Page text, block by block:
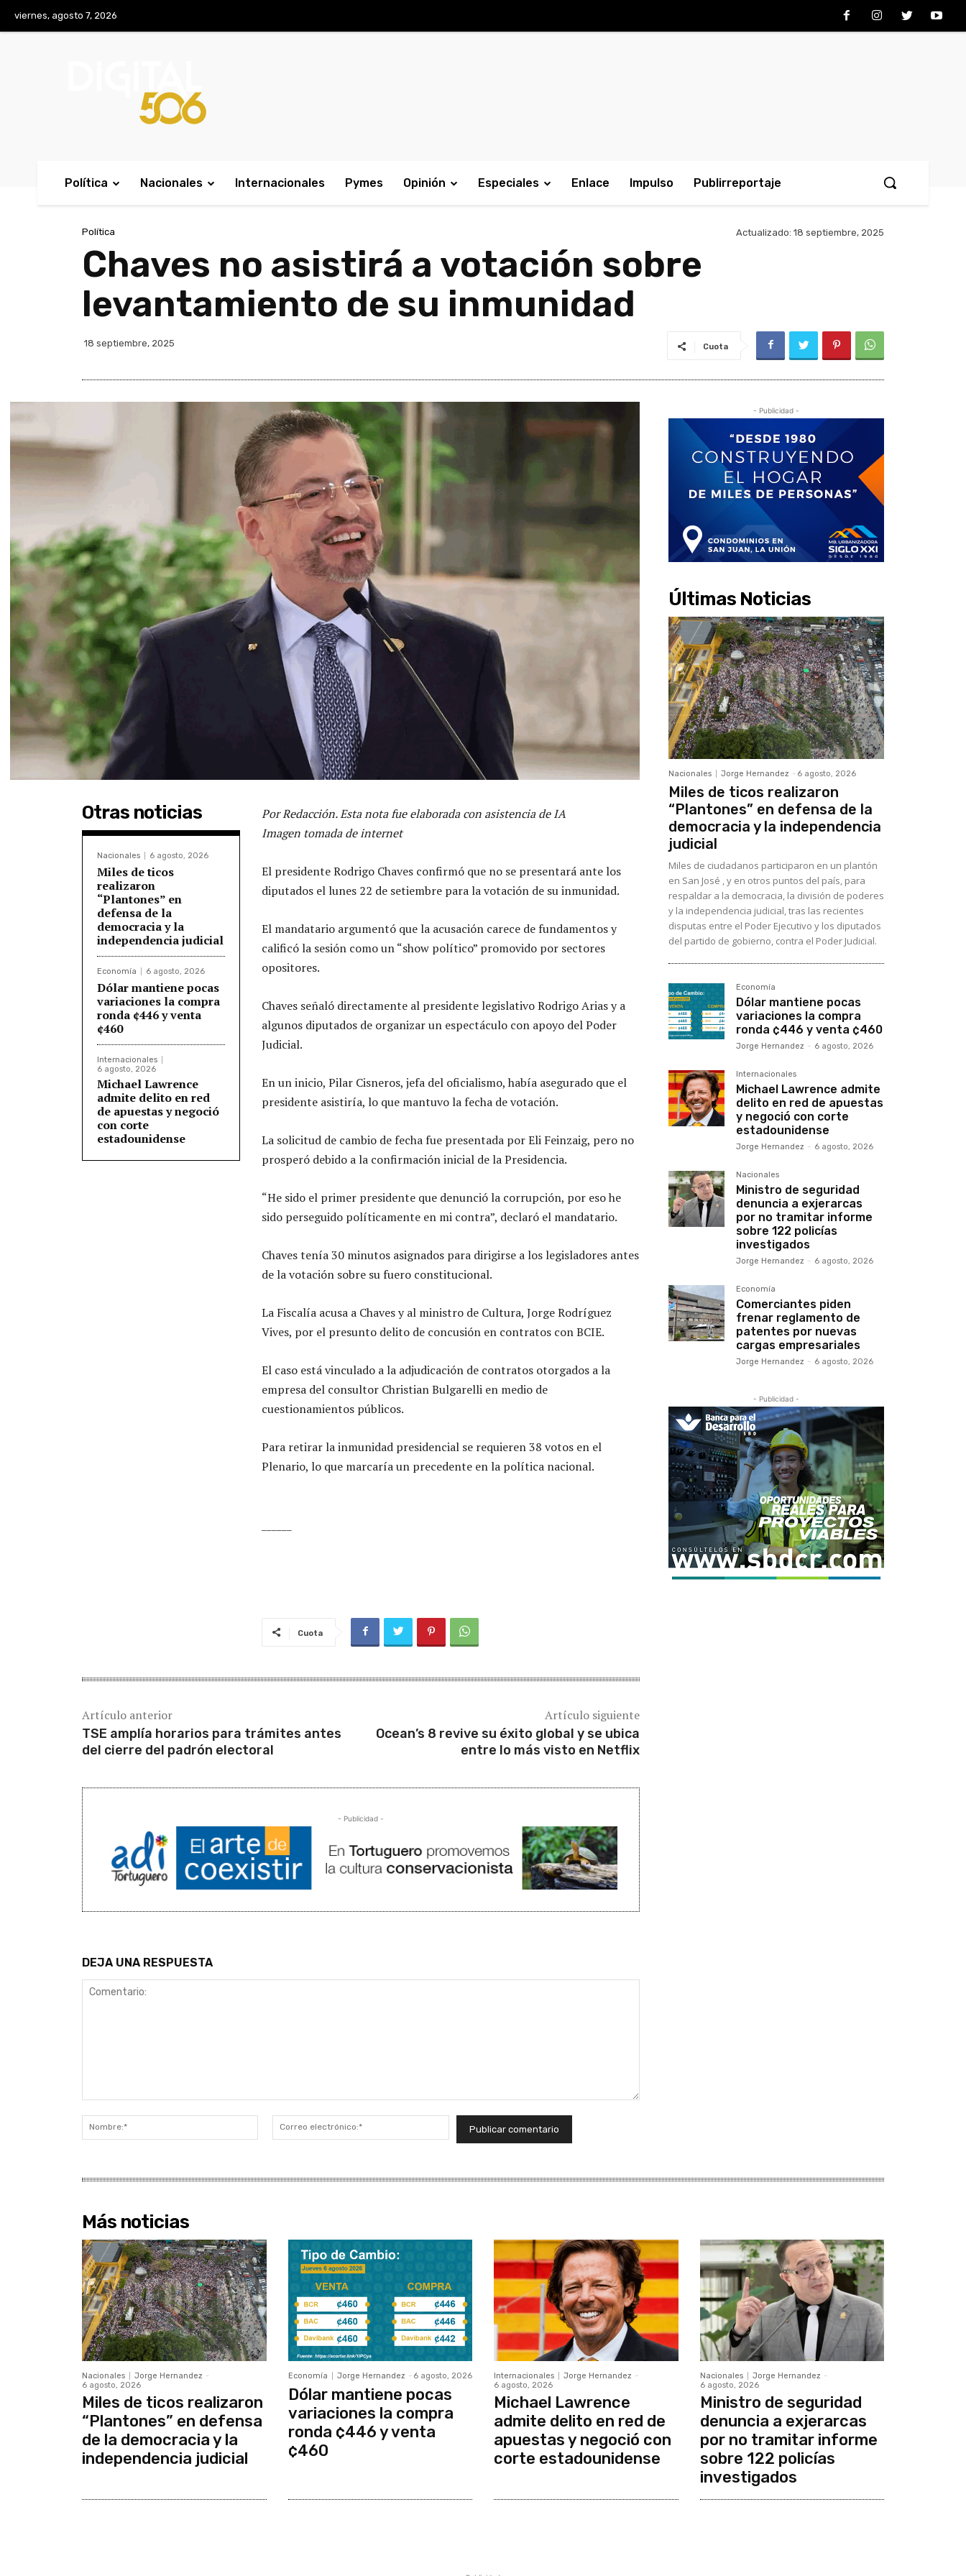
viernes, agosto 7, 2026
Política Nacionales Internacionales Pymes Opinión Especiales Enlace Impulso Publirreportaje
Política Actualizado: 18 septiembre, 2025
Chaves no asistirá a votación sobre
levantamiento de su inmunidad
18 septiembre, 2025 Cuota
Otras noticias
Nacionales 6 agosto, 2026
Miles de ticos
realizaron
“Plantones” en
defensa de la
democracia y la
independencia judicial
Economía 6 agosto, 2026
Dólar mantiene pocas
variaciones la compra
ronda ¢446 y venta
¢460
Internacionales
6 agosto, 2026
Michael Lawrence
admite delito en red
de apuestas y negoció
con corte
estadounidense
Por Redacción. Esta nota fue elaborada con asistencia de IA
Imagen tomada de internet
El presidente Rodrigo Chaves confirmó que no se presentará ante los
diputados el lunes 22 de setiembre para la votación de su inmunidad.
El mandatario argumentó que la acusación carece de fundamentos y
calificó la sesión como un “show político” promovido por sectores
opositores.
Chaves señaló directamente al presidente legislativo Rodrigo Arias y a
algunos diputados de organizar un espectáculo con apoyo del Poder
Judicial.
En un inicio, Pilar Cisneros, jefa del oficialismo, había asegurado que el
presidente asistiría, lo que mantuvo la fecha de votación.
La solicitud de cambio de fecha fue presentada por Eli Feinzaig, pero no
prosperó debido a la confirmación inicial de la Presidencia.
“He sido el primer presidente que denunció la corrupción, por eso he
sido perseguido políticamente en mi contra”, declaró el mandatario.
Chaves tenía 30 minutos asignados para dirigirse a los legisladores antes
de la votación sobre su fuero constitucional.
La Fiscalía acusa a Chaves y al ministro de Cultura, Jorge Rodríguez
Vives, por el presunto delito de concusión en contratos con BCIE.
El caso está vinculado a la adjudicación de contratos otorgados a la
empresa del consultor Christian Bulgarelli en medio de
cuestionamientos públicos.
Para retirar la inmunidad presidencial se requieren 38 votos en el
Plenario, lo que marcaría un precedente en la política nacional.
Cuota
Artículo anterior
TSE amplía horarios para trámites antes
del cierre del padrón electoral
Artículo siguiente
Ocean’s 8 revive su éxito global y se ubica
entre lo más visto en Netflix
- Publicidad -
DEJA UNA RESPUESTA
Nombre:*
electrónico:*
- Publicidad -
Últimas Noticias
Nacionales Jorge Hernandez - 6 agosto, 2026
Miles de ticos realizaron
“Plantones” en defensa de la
democracia y la independencia
judicial
Miles de ciudadanos participaron en un plantón
en San José , y en otros puntos del país, para
respaldar a la democracia, la división de poderes
y la independencia judicial, tras las recientes
disputas entre el Poder Ejecutivo y los diputados
del partido de gobierno, contra el Poder Judicial.
Economía
Dólar mantiene pocas
variaciones la compra
ronda ¢446 y venta ¢460
Jorge Hernandez - 6 agosto, 2026
Internacionales
Michael Lawrence admite
delito en red de apuestas
y negoció con corte
estadounidense
Jorge Hernandez - 6 agosto, 2026
Nacionales
Ministro de seguridad
denuncia a exjerarcas
por no tramitar informe
sobre 122 policías
investigados
Jorge Hernandez - 6 agosto, 2026
Economía
Comerciantes piden
frenar reglamento de
patentes por nuevas
cargas empresariales
Jorge Hernandez - 6 agosto, 2026
- Publicidad -
Más noticias
Nacionales Jorge Hernandez -
6 agosto, 2026
Miles de ticos realizaron
“Plantones” en defensa
de la democracia y la
independencia judicial
Economía Jorge Hernandez - 6 agosto, 2026
Dólar mantiene pocas
variaciones la compra
ronda ¢446 y venta
¢460
Internacionales Jorge Hernandez -
6 agosto, 2026
Michael Lawrence
admite delito en red de
apuestas y negoció con
corte estadounidense
Nacionales Jorge Hernandez -
6 agosto, 2026
Ministro de seguridad
denuncia a exjerarcas
por no tramitar informe
sobre 122 policías
investigados